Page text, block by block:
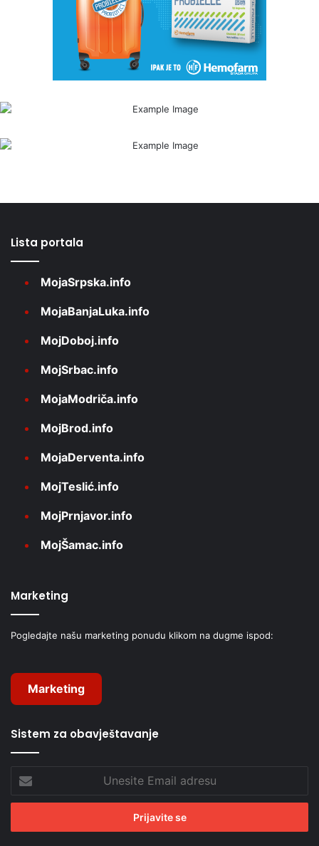
Lista portala
MojaSrpska.info
MojaBanjaLuka.info
MojDoboj.info
MojSrbac.info
MojaModriča.info
MojBrod.info
MojaDerventa.info
MojTeslić.info
MojPrnjavor.info
MojŠamac.info
Marketing
Pogledajte našu marketing ponudu klikom na dugme ispod:
Marketing
Sistem za obavještavanje
Email
adresu